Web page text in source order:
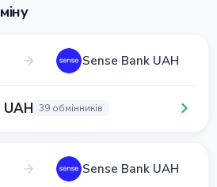
Sense Bank UAH
UAH 39 обмінників
Sense Bank UAH